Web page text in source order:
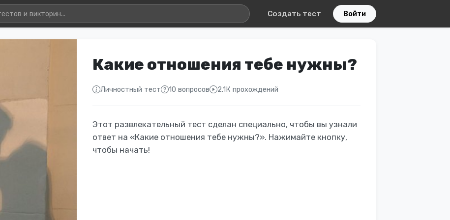
Создать тест Войти
Какие отношения тебе нужны?
Личностный тест 10 вопросов 2.1К прохождений
Этот развлекательный тест сделан специально, чтобы вы узнали
ответ на «Какие отношения тебе нужны?». Нажимайте кнопку,
чтобы начать!